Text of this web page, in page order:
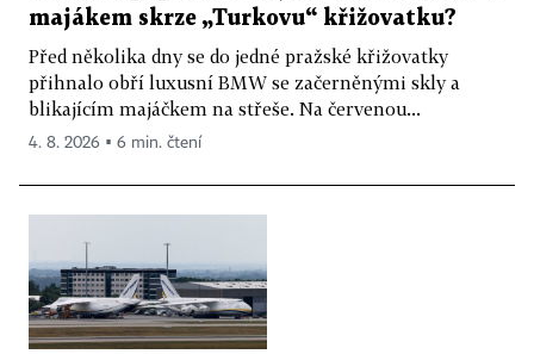
majákem skrze „Turkovu“ křižovatku?
Před několika dny se do jedné pražské křižovatky
přihnalo obří luxusní BMW se začerněnými skly a
blikajícím majáčkem na střeše. Na červenou...
4. 8. 2026 ▪ 6 min. čtení